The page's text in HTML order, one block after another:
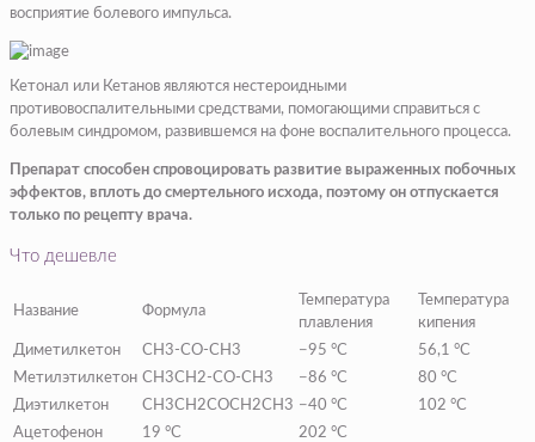
восприятие болевого импульса.
Кетонал или Кетанов являются нестероидными
противовоспалительными средствами, помогающими справиться с
болевым синдромом, развившемся на фоне воспалительного процесса.
Препарат способен спровоцировать развитие выраженных побочных
эффектов, вплоть до смертельного исхода, поэтому он отпускается
только по рецепту врача.
Что дешевле
Название Формула
Температура
плавления
Температура
кипения
Диметилкетон
CH3-CO-CH3 −95 °C
56,1 °C
Метилэтилкетон CH3CH2-CO-CH3 −86 °C
80 °C
Диэтилкетон
CH3CH2COCH2CH3 −40 °C
102 °C
Ацетофенон
19 °C
202 °C